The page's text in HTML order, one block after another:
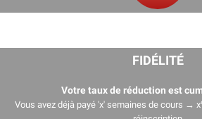
FIDÉLITÉ
Votre taux de réduction est
Vous avez déjà payé 'x' semaines de cours →